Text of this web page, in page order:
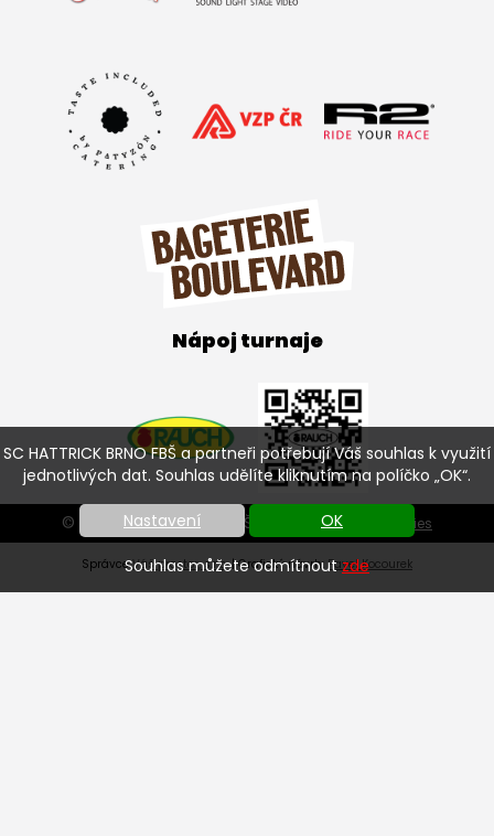
SC HATTRICK BRNO FBŠ a partneři potřebují Váš souhlas k využití
jednotlivých dat. Souhlas udělíte kliknutím na políčko „OK“.
Nastavení OK
Souhlas můžete odmítnoutzde
Nápoj turnaje
© SC HATTRICK BRNO FBŠ 2026 | Nastavení cookies
SprávceVáš prostor, s.r.o.| Grafický návrh: Pavel Kocourek